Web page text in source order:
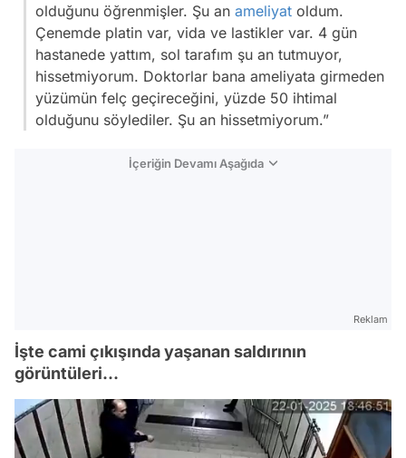
olduğunu öğrenmişler. Şu an ameliyat oldum.
Çenemde platin var, vida ve lastikler var. 4 gün
hastanede yattım, sol tarafım şu an tutmuyor,
hissetmiyorum. Doktorlar bana ameliyata girmeden
yüzümün felç geçireceğini, yüzde 50 ihtimal
olduğunu söylediler. Şu an hissetmiyorum.”
İçeriğin Devamı Aşağıda
Reklam
İşte cami çıkışında yaşanan saldırının
görüntüleri...